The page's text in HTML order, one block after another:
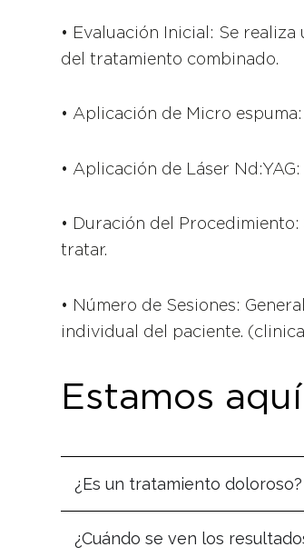
• Evaluación Inicial: Se
del tratamiento combinado.
• Aplicación de Micro
• Aplicación de Láser
• Duración del
tratar.
• Número de Sesiones:
individual del paciente.
Estamos
¿Es un tratamiento doloroso?
¿Cuándo se ven los